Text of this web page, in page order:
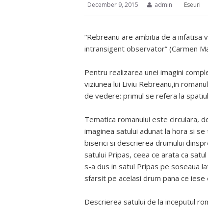
December 9, 2015 admin Eseuri
“Rebreanu are ambitia de a infatisa
intransigent observator” (Carmen
Pentru realizarea unei imagini
viziunea lui Liviu Rebreanu,in
de vedere: primul se refera la
Tematica romanului este circulara,
imaginea satului adunat la hora si
biserici si descrierea drumului
satului Pripas, ceea ce arata ca
s-a dus in satul Pripas pe soseaua
sfarsit pe acelasi drum pana ce iese
Descrierea satului de la inceputul